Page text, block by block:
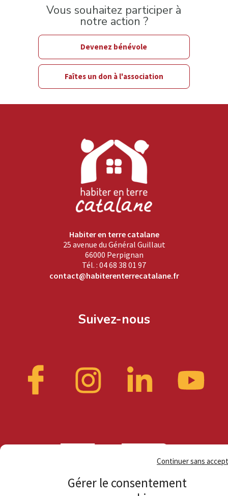
Gérer le consentement
Continuer sans
Vous souhaitez participer à
notre action ?
Devenez bénévole
Faîtes un don à l'association
Habiter en terre catalane
25 avenue du Général Guillaut
66000 Perpignan
Tél. : 04 68 38 01 97
contact@habiterenterrecatalane.fr
Suivez-nous